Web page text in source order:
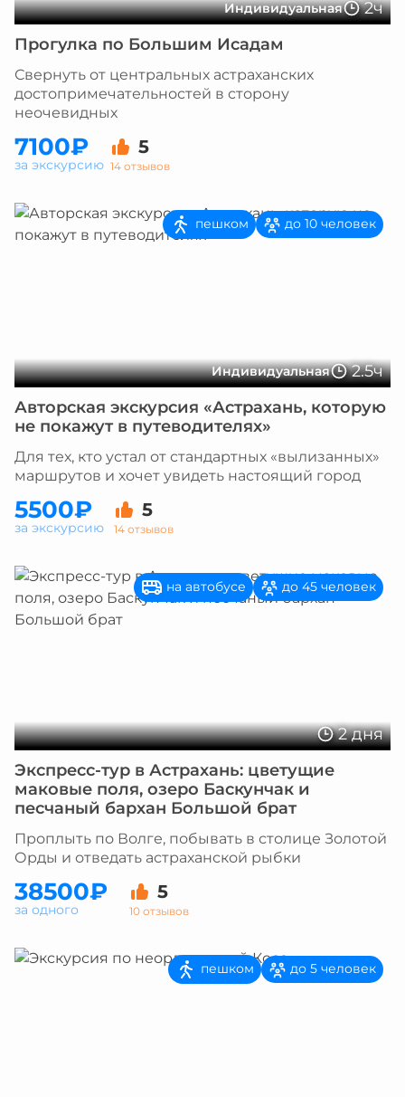
Индивидуальная
2ч
Прогулка по Большим Исадам
Свернуть от центральных астраханских
достопримечательностей в сторону
неочевидных
7100₽ 5
14 отзывов
за экскурсию
Индивидуальная 2.5ч
пешком до 10 человек
Авторская экскурсия «Астрахань, которую
не покажут в путеводителях»
Для тех, кто устал от стандартных «вылизанных»
маршрутов и хочет увидеть настоящий город
5500₽ 5
14 отзывов
за экскурсию
2 дня
на автобусе до 45 человек
Экспресс-тур в Астрахань: цветущие
маковые поля, озеро Баскунчак и
песчаный бархан Большой брат
Проплыть по Волге, побывать в столице Золотой
Орды и отведать астраханской рыбки
38500₽ 5
10 отзывов
за одного
пешком до 5 человек